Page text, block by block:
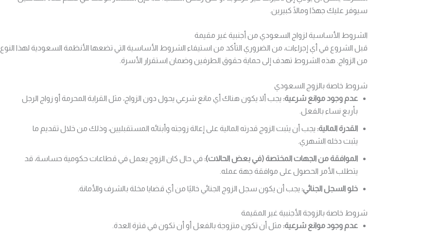
سيوفر عليك جهدًا ومالًا كبيرين.
الشروط الأساسية لزواج السعودي من أجنبية غير مقيمة
قبل الشروع في أي إجراءات، من الضروري التأكد من استيفاء الشروط الأساسية التي تضعها الأنظمة السعودية لهذا النوع
من الزواج. هذه الشروط تهدف إلى حماية حقوق الطرفين وضمان استقرار الأسرة.
شروط خاصة بالزوج السعودي
عدم وجود موانع شرعية: يجب ألا يكون هناك أي مانع شرعي يحول دون الزواج، مثل القرابة المحرمة أو زواج الرجل
بأربع نساء بالفعل.
القدرة المالية: يجب أن يثبت الزوج قدرته المالية على إعالة زوجته وأبنائه المستقبليين، وذلك من خلال تقديم ما
يثبت دخله الشهري.
الموافقة من الجهات المختصة (في بعض الحالات): في حال كان الزوج يعمل في قطاعات حكومية حساسة، قد
يتطلب الأمر الحصول على موافقة جهة عمله.
خلو السجل الجنائي: يجب أن يكون سجل الزوج الجنائي خاليًا من أي قضايا مخلة بالشرف والأمانة.
شروط خاصة بالزوجة الأجنبية غير المقيمة
عدم وجود موانع شرعية: مثل أن تكون متزوجة بالفعل أو أن تكون في فترة العدة.